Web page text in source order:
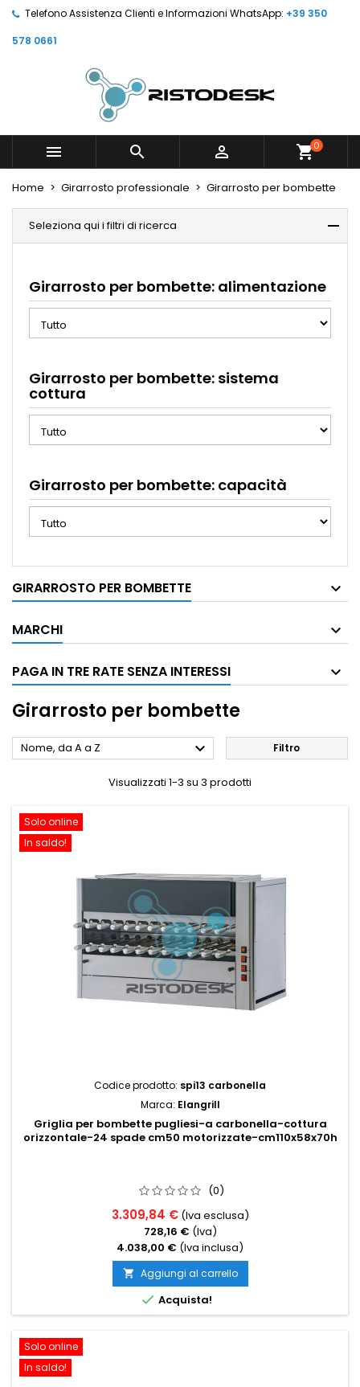
Telefono Assistenza Clienti e Informazioni WhatsApp: +39 350
578 0661
   shopping_cart0
Home Girarrosto professionale Girarrosto per bombette
Seleziona qui i filtri di ricerca
Girarrosto per bombette: alimentazione
Girarrosto per bombette: sistema
cottura
Girarrosto per bombette: capacità
GIRARROSTO PER BOMBETTE
MARCHI
PAGA IN TRE RATE SENZA INTERESSI
Girarrosto per bombette
Nome, da A a Z  Filtro
Visualizzati 1-3 su 3 prodotti
Solo online
In saldo!
Codice prodotto: spi13 carbonella
Marca: Elangrill
Griglia per bombette pugliesi-a carbonella-cottura
orizzontale-24 spade cm50 motorizzate-cm110x58x70h
(0)
3.309,84 € (Iva esclusa)
728,16 € (Iva)
4.038,00 € (Iva inclusa)
 Aggiungi al carrello
 Acquista!
Solo online
In saldo!